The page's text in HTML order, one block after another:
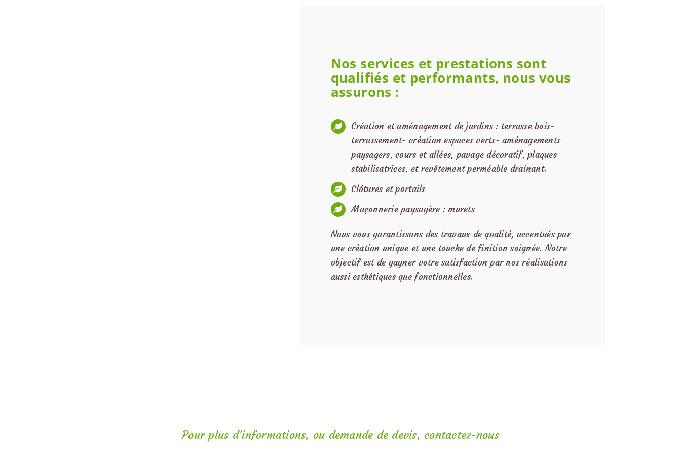
Nos services et prestations sont
qualifiés et performants, nous vous
assurons :
Création et aménagement de jardins : terrasse bois-
terrassement- création espaces verts- aménagements
paysagers, cours et allées, pavage décoratif, plaques
stabilisatrices, et revêtement perméable drainant.
Clôtures et portails
Maçonnerie paysagère : murets
Nous vous garantissons des travaux de qualité, accentués par
une création unique et une touche de finition soignée. Notre
objectif est de gagner votre satisfaction par nos réalisations
aussi esthétiques que fonctionnelles.
Pour plus d’informations, ou demande de devis, contactez-nous